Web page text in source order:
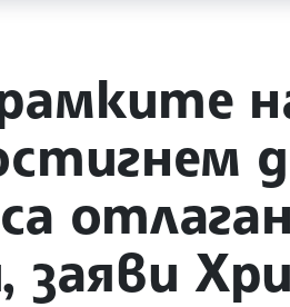
заяви